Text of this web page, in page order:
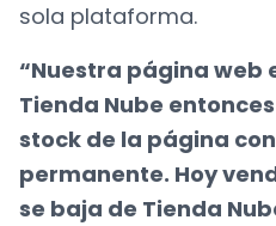
sola plataforma.
“Nuestra página web está montada sobre
Tienda Nube
stock de la página
permanente. Hoy
se baja de Tienda